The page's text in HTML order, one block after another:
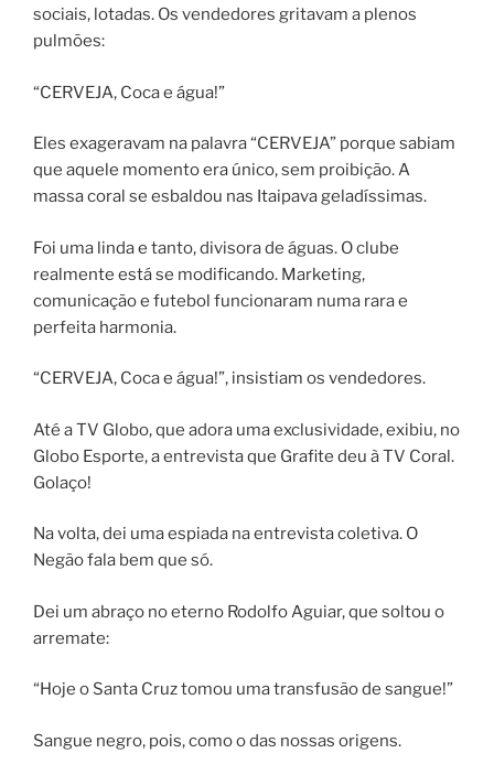
sociais, lotadas. Os vendedores gritavam a plenos
pulmões:
“CERVEJA, Coca e água!”
Eles exageravam na palavra “CERVEJA” porque sabiam
que aquele momento era único, sem proibição. A
massa coral se esbaldou nas Itaipava geladíssimas.
Foi uma linda e tanto, divisora de águas. O clube
realmente está se modificando. Marketing,
comunicação e futebol funcionaram numa rara e
perfeita harmonia.
“CERVEJA, Coca e água!”, insistiam os vendedores.
Até a TV Globo, que adora uma exclusividade, exibiu, no
Globo Esporte, a entrevista que Grafite deu à TV Coral.
Golaço!
Na volta, dei uma espiada na entrevista coletiva. O
Negão fala bem que só.
Dei um abraço no eterno Rodolfo Aguiar, que soltou o
arremate:
“Hoje o Santa Cruz tomou uma transfusão de sangue!”
Sangue negro, pois, como o das nossas origens.